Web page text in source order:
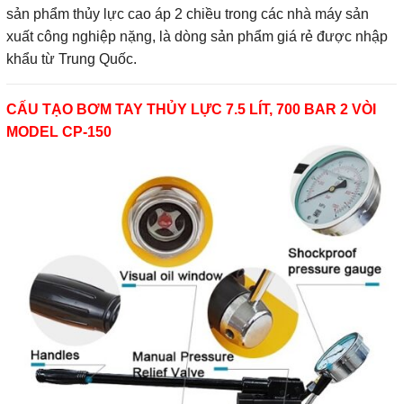
sản phẩm thủy lực cao áp 2 chiều trong các nhà máy sản
xuất công nghiệp nặng, là dòng sản phẩm giá rẻ được nhập
khẩu từ Trung Quốc.
CẤU TẠO BƠM TAY THỦY LỰC 7.5 LÍT, 700 BAR 2 VÒI
MODEL CP-150